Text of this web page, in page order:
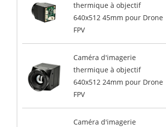
thermique à objectif
640x512 45mm pour Drone
FPV
Caméra d'imagerie
thermique à objectif
640x512 24mm pour Drone
FPV
Caméra d'imagerie